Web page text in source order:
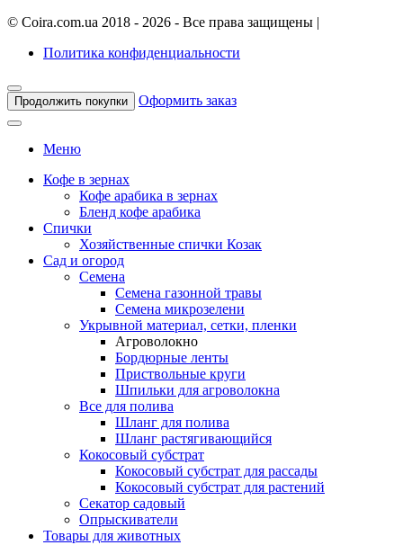
© Coira.com.ua 2018 - 2026 - Все права защищены |
Политика конфиденциальности
Продолжить покупки Оформить заказ
Меню
Кофе в зернах
Кофе арабика в зернах
Бленд кофе арабика
Спички
Хозяйственные спички Козак
Сад и огород
Семена
Семена газонной травы
Семена микрозелени
Укрывной материал, сетки, пленки
Агроволокно
Бордюрные ленты
Приствольные круги
Шпильки для агроволокна
Все для полива
Шланг для полива
Шланг растягивающийся
Кокосовый субстрат
Кокосовый субстрат для рассады
Кокосовый субстрат для растений
Секатор садовый
Опрыскиватели
Товары для животных